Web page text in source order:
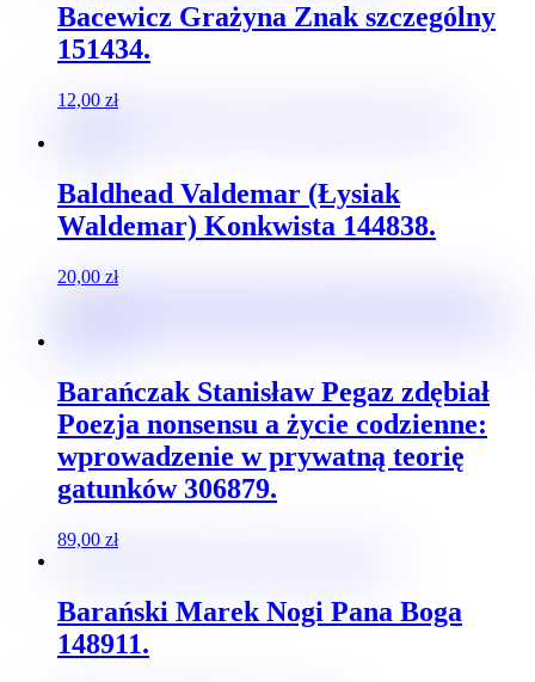
Bacewicz Grażyna Znak szczególny
151434.
12,00 zł
Baldhead Valdemar (Łysiak
Waldemar) Konkwista 144838.
20,00 zł
Barańczak Stanisław Pegaz zdębiał
Poezja nonsensu a życie codzienne:
wprowadzenie w prywatną teorię
gatunków 306879.
89,00 zł
Barański Marek Nogi Pana Boga
148911.